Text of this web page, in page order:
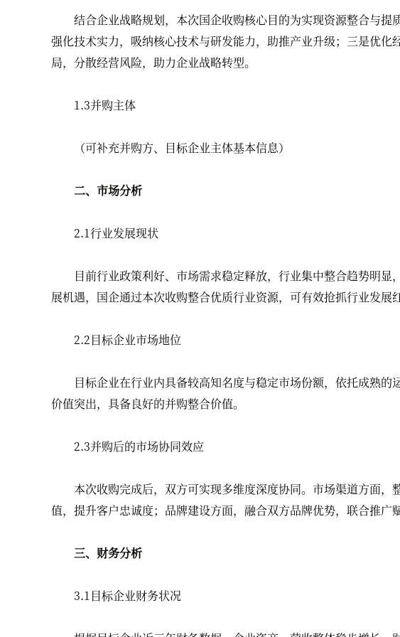
结合企业战略规划，本次国企收购核心目的为实现资源整合与提
强化技术实力，吸纳核心技术与研发能力，助推产业升级；三是优
局，分散经营风险，助力企业战略转型。
1.3并购主体
（可补充并购方、目标企业主体基本信息）
二、市场分析
2.1行业发展现状
目前行业政策利好、市场需求稳定释放，行业集中整合趋势明显
展机遇，国企通过本次收购整合优质行业资源，可有效抢抓行业发展
2.2目标企业市场地位
目标企业在行业内具备较高知名度与稳定市场份额，依托成熟的
价值突出，具备良好的并购整合价值。
2.3并购后的市场协同效应
本次收购完成后，双方可实现多维度深度协同。市场渠道方面，
值，提升客户忠诚度；品牌建设方面，融合双方品牌优势，联合推广
三、财务分析
3.1目标企业财务状况